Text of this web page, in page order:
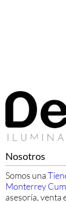
Nosotros
Somos una
Monterrey
asesoría, venta